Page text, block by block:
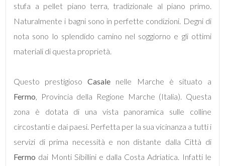
stufa a pellet piano terra, tradizionale al piano primo.
Naturalmente i bagni sono in perfette condizioni. Degni di
nota sono lo splendido camino nel soggiorno e gli ottimi
materiali di questa proprietà.
Questo prestigiosoCasale nelle Marche è situato a
Fermo, Provincia della Regione Marche (Italia). Questa
zona è dotata di una vista panoramica sulle colline
circostanti e dai paesi. Perfetta per la sua vicinanza a tutti i
servizi di prima necessità e non distante dalla Città di
Fermo dai Monti Sibillini e dalla Costa Adriatica. Infatti le
4
5
Camere
minime
Qualsiasi